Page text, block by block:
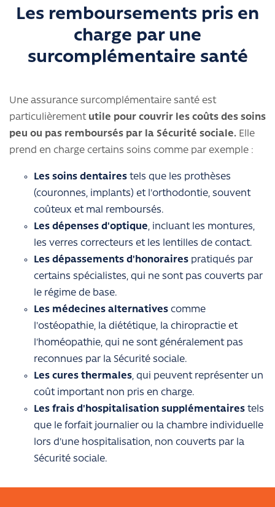
Les remboursements pris en
charge par une
surcomplémentaire santé
Une assurance surcomplémentaire santé est
particulièrement utile pour couvrir les coûts des soins
peu ou pas remboursés par la Sécurité sociale. Elle
prend en charge certains soins comme par exemple :
Les soins dentaires tels que les prothèses
(couronnes, implants) et l'orthodontie, souvent
coûteux et mal remboursés.
Les dépenses d'optique, incluant les montures,
les verres correcteurs et les lentilles de contact.
Les dépassements d'honoraires pratiqués par
certains spécialistes, qui ne sont pas couverts par
le régime de base.
Les médecines alternatives comme
l'ostéopathie, la diététique, la chiropractie et
l'homéopathie, qui ne sont généralement pas
reconnues par la Sécurité sociale.
Les cures thermales, qui peuvent représenter un
coût important non pris en charge.
Les frais d'hospitalisation supplémentaires tels
que le forfait journalier ou la chambre individuelle
lors d'une hospitalisation, non couverts par la
Sécurité sociale.